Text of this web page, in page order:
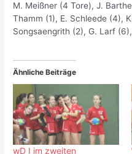
M. Meißner (4 Tore), J.
Thamm (1), E. Schleede (4),
Songsaengrith (2), G. Larf
Ähnliche Beiträge
wD I im zweiten